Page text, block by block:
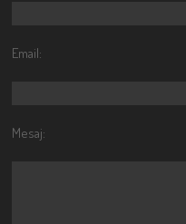
Email:
Mesaj: